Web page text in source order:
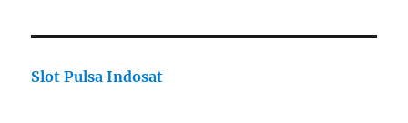
Slot Pulsa Indosat